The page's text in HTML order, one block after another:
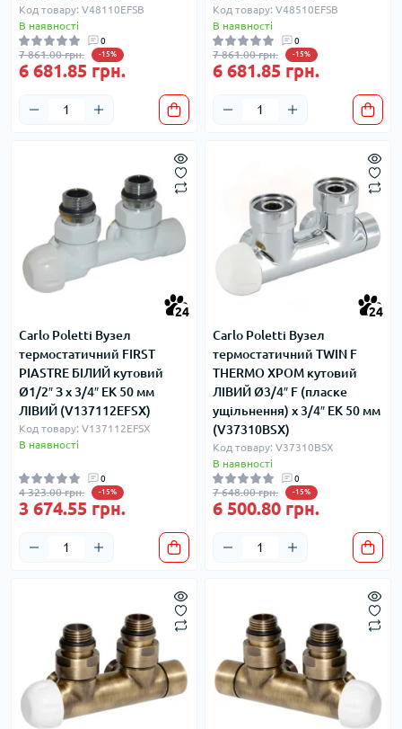
Код товару: V48110EFSB
В наявності
0
7 861.00 грн. -15%
6 681.85 грн.
Код товару: V48510EFSB
В наявності
0
7 861.00 грн. -15%
6 681.85 грн.
24
Carlo Poletti Вузел
термостатичний FIRST
PIASTRE БІЛИЙ кутовий
Ø1/2″ З x 3/4″ EK 50 мм
ЛІВИЙ (V137112EFSX)
Код товару: V137112EFSX
В наявності
0
4 323.00 грн. -15%
3 674.55 грн.
24
Carlo Poletti Вузел
термостатичний TWIN F
THERMO ХРОМ кутовий
ЛІВИЙ Ø3/4″ F (пласке
ущільнення) x 3/4″ EK 50 мм
(V37310BSX)
Код товару: V37310BSX
В наявності
0
7 648.00 грн. -15%
6 500.80 грн.